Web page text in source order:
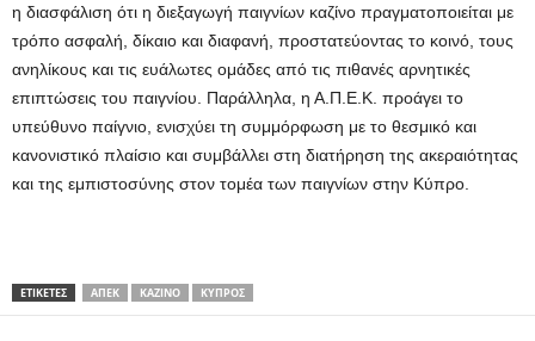
η διασφάλιση ότι η διεξαγωγή παιγνίων καζίνο πραγματοποιείται με
τρόπο ασφαλή, δίκαιο και διαφανή, προστατεύοντας το κοινό, τους
ανηλίκους και τις ευάλωτες ομάδες από τις πιθανές αρνητικές
επιπτώσεις του παιγνίου. Παράλληλα, η Α.Π.Ε.Κ. προάγει το
υπεύθυνο παίγνιο, ενισχύει τη συμμόρφωση με το θεσμικό και
κανονιστικό πλαίσιο και συμβάλλει στη διατήρηση της ακεραιότητας
και της εμπιστοσύνης στον τομέα των παιγνίων στην Κύπρο.
ΕΤΙΚΕΤΕΣ ΑΠΕΚ ΚΑΖΊΝΟ ΚΎΠΡΟΣ